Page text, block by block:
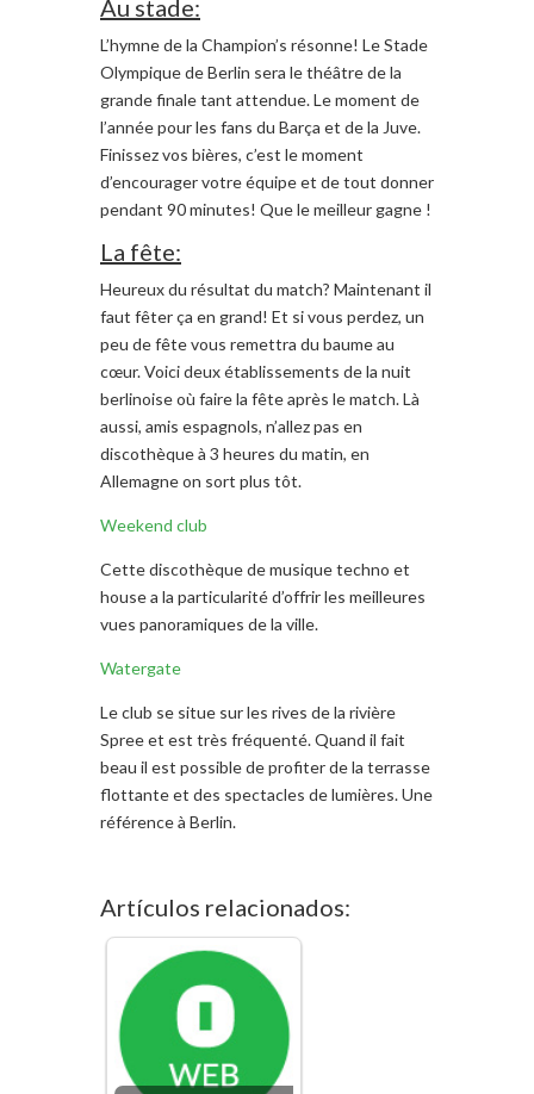
Au stade:
L’hymne de la Champion’s résonne! Le Stade
Olympique de Berlin sera le théâtre de la
grande finale tant attendue. Le moment de
l’année pour les fans du Barça et de la Juve.
Finissez vos bières, c’est le moment
d’encourager votre équipe et de tout donner
pendant 90 minutes! Que le meilleur gagne !
La fête:
Heureux du résultat du match? Maintenant il
faut fêter ça en grand! Et si vous perdez, un
peu de fête vous remettra du baume au
cœur. Voici deux établissements de la nuit
berlinoise où faire la fête après le match. Là
aussi, amis espagnols, n’allez pas en
discothèque à 3 heures du matin, en
Allemagne on sort plus tôt.
Weekend club
Cette discothèque de musique techno et
house a la particularité d’offrir les meilleures
vues panoramiques de la ville.
Watergate
Le club se situe sur les rives de la rivière
Spree et est très fréquenté. Quand il fait
beau il est possible de profiter de la terrasse
flottante et des spectacles de lumières. Une
référence à Berlin.
Artículos relacionados: